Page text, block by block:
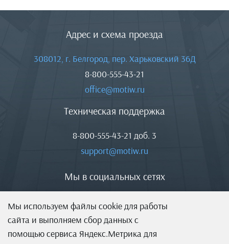
Мы используем файлы cookie для работы
сайта и выполняем сбор данных с
помощью сервиса Яндекс.Метрика для
Адрес и схема проезда
308012, г. Белгород, пер. Харьковский 36Д
8-800-555-43-21
office@motiw.ru
Техническая поддержка
8-800-555-43-21 доб. 3
support@motiw.ru
Мы в социальных сетях